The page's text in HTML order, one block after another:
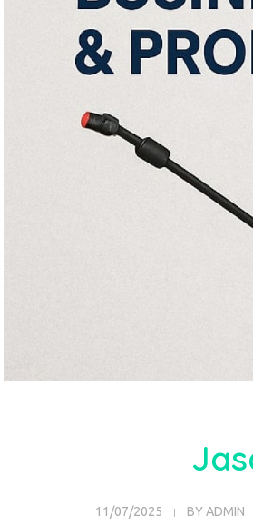
11/07/2025 BY ADMIN